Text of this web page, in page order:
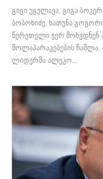
გიგი უგულავა, გიგა
ბობოხიძე, ხათუნა
წერეთელი ვერ მოხვდნენ
მოლაპარაკებების ჩაშლა,
ლიდერმა ალეკო...